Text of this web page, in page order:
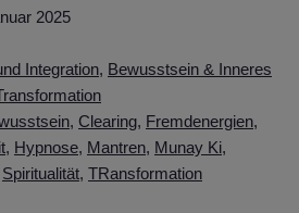
2025
Integration, Bewusstsein & Inneres
, Clearing, Fremdenergien,
, Hypnose, Mantren, Munay Ki,
Spiritualität, TRansformation